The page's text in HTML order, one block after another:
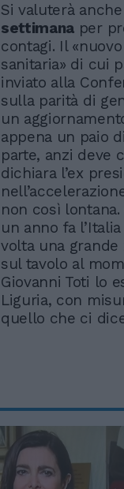
Si valuterà
settimana per
contagi. Il
sanitaria» di cui
inviato alla
sulla parità di
un
appena un paio
parte, anzi deve
dichiara l’ex
non così
un anno fa
volta una grande
sul tavolo al
Giovanni Toti lo
Liguria, con
quello che ci